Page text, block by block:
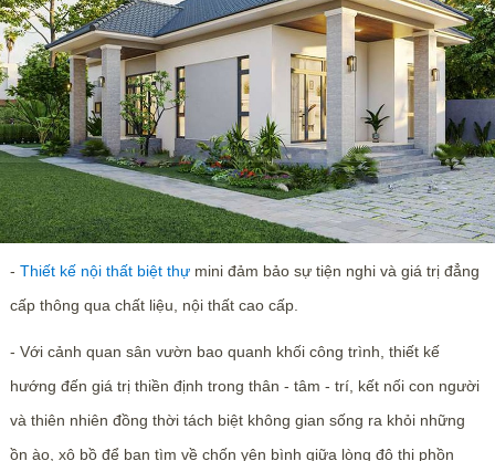
- Thiết kế nội thất biệt thựmini đảm bảo sự tiện nghi và giá trị đẳng
cấp thông qua chất liệu, nội thất cao cấp.
- Với cảnh quan sân vườn bao quanh khối công trình, thiết kế
hướng đến giá trị thiền định trong thân - tâm - trí, kết nối con người
và thiên nhiên đồng thời tách biệt không gian sống ra khỏi những
ồn ào, xô bồ để bạn tìm về chốn yên bình giữa lòng đô thị phồn